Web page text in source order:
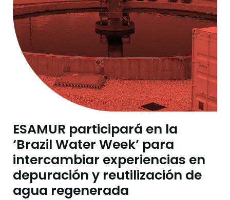
ESAMUR participará en la
‘Brazil Water Week’ para
intercambiar experiencias en
depuración y reutilización de
agua regenerada